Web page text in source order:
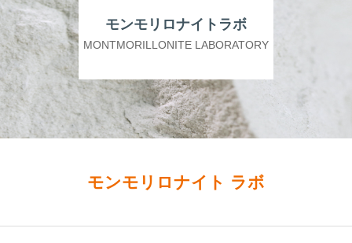
モンモリロナイトラボ
MONTMORILLONITE LABORATORY
モンモリロナイト ラボ
プロダクト
モンモリロナイトラボ
お知らせ